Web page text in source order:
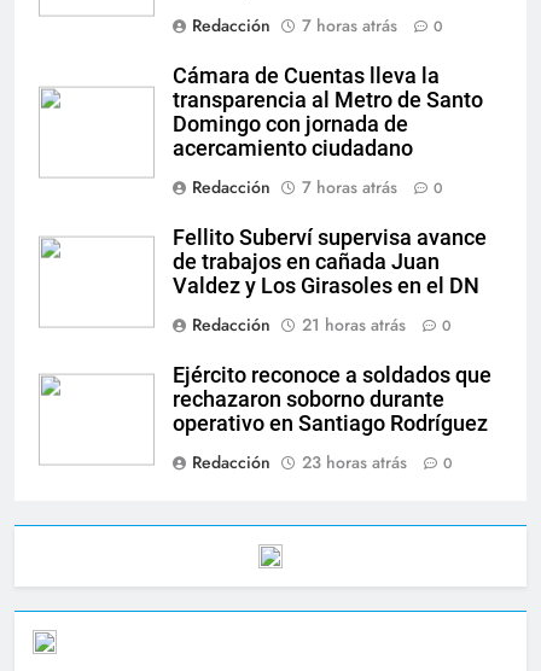
Redacción
7 horas atrás 0
Cámara de Cuentas lleva la
transparencia al Metro de Santo
Domingo con jornada de
acercamiento ciudadano
Redacción
7 horas atrás 0
Fellito Suberví supervisa avance
de trabajos en cañada Juan
Valdez y Los Girasoles en el DN
Redacción
21 horas atrás 0
Ejército reconoce a soldados que
rechazaron soborno durante
operativo en Santiago Rodríguez
Redacción
23 horas atrás 0